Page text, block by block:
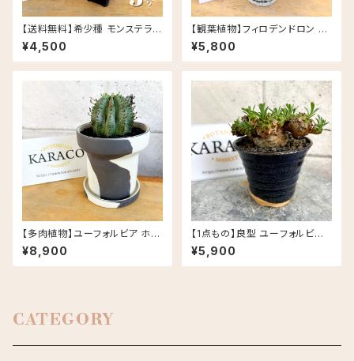
【送料無料】希少種 モンステラ
バールマルクスフレイム 3号 Ur
ban Jungle
¥4,500
【観葉植物】フィロデンドロン ク
ッカバラ ライム バリエガータ 斑
入り 5号 Rosa セメント鉢
¥5,800
【多肉植物】ユーフォルビア ホリ
ダ PLUS the green FIKA PO
T セサミラテ
¥8,900
【1点もの】良型 ユーフォルビア
峨眉山 信楽焼 陶器鉢 多肉植物
¥5,900
CATEGORY